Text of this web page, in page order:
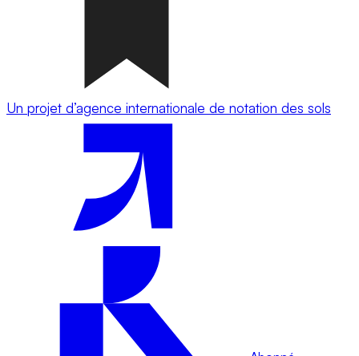
Un projet d’agence internationale de notation des sols